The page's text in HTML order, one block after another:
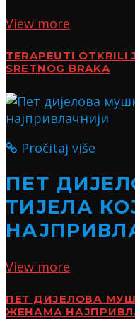
View more
TERAPEUTI OTKRILI
SRETNOG BRAKA
Pročitaj više
ПЕТ
ТИЈЕЛА
View more
ПЕТ ДИЈЕЛОВА
ЖЕНАМА